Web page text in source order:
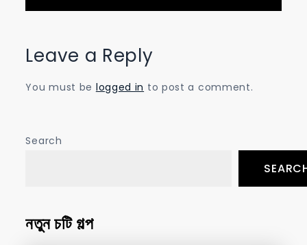
Leave a Reply
You must be logged in to post a comment.
Search
নতুন চটি গল্প